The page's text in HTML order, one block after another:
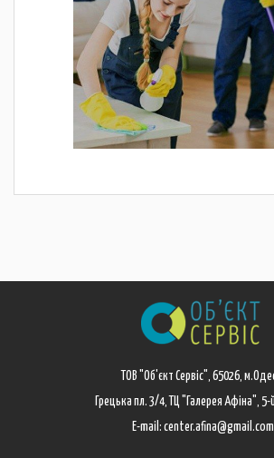
ТОВ "Об'єкт Сервіс", 65026,
Грецька пл. 3/4, ТЦ "Галерея Афіна", 5-
E-mail: center.afina@gmail.com